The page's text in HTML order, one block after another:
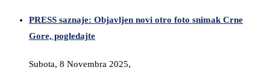
PRESS saznaje: Objavljen novi otro foto snimak Crne
Gore, pogledajte
Subota, 8 Novembra 2025,